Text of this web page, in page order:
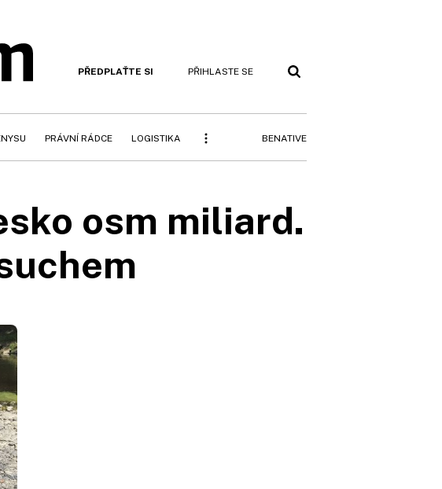
PŘEDPLAŤTE SI PŘIHLASTE SE
PRÁVNÍ RÁDCE LOGISTIKA BENATIVE
osm miliard.